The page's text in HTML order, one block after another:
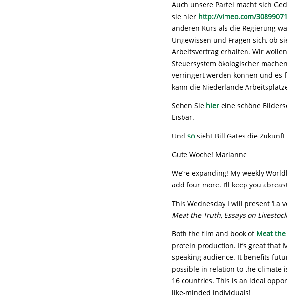
Auch unsere Partei macht sich
sie hier http://vimeo.com/30899071
anderen Kurs als die Regierung
Ungewissen und Fragen sich, ob
Arbeitsvertrag erhalten. Wir
Steuersystem ökologischer
verringert werden können und es
kann die Niederlande
Sehen Sie hier eine schöne
Eisbär.
Und sosieht Bill Gates die
Gute Woche! Marianne
We’re expanding! My weekly
add four more. I’ll keep you
This Wednesday I will present ‘La
Meat the Truth, Essays on
Both the film and book of Meat
protein production. It’s great that
speaking audience. It benefits
possible in relation to the climate
16 countries. This is an ideal
like-minded individuals!